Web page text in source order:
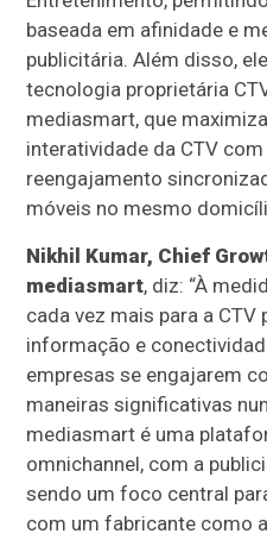
baseada em afinidade e
publicitária. Além disso,
tecnologia proprietária
mediasmart, que
interatividade da CTV
reengajamento
móveis no mesmo
Nikhil Kumar, Chief
mediasmart, diz: “À
cada vez mais para a
informação e
empresas se engajarem
maneiras significativas
mediasmart é uma
omnichannel, com a
sendo um foco central
com um fabricante como